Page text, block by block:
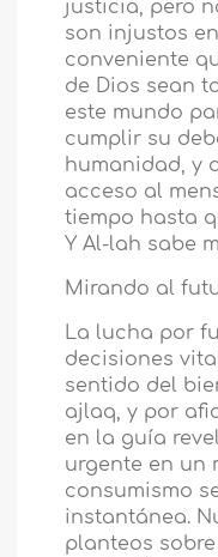
justicia, pero
son injustos
conveniente
de Dios sean
este mundo
cumplir su
humanidad, y
acceso al
tiempo hasta
Y Al-lah sabe
Mirando al
La lucha por
decisiones
sentido del
ajlaq, y por
en la guía
urgente en un
consumismo
instantánea.
planteos